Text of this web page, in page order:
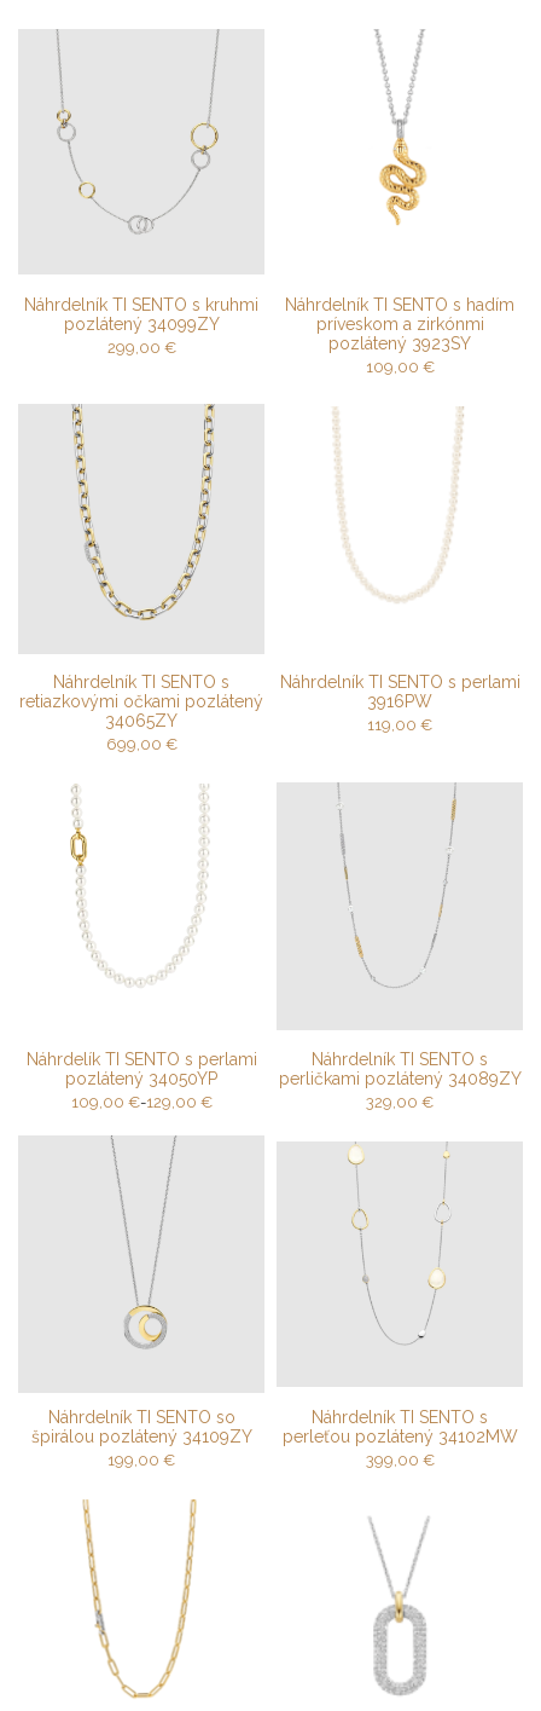
Náhrdelník TI SENTO s kruhmi
pozlátený 34099ZY
299,00 €
Náhrdelník TI SENTO s hadím
príveskom a zirkónmi
pozlátený 3923SY
109,00 €
Náhrdelník TI SENTO s
retiazkovými očkami pozlátený
34065ZY
699,00 €
Náhrdelník TI SENTO s perlami
3916PW
119,00 €
Náhrdelík TI SENTO s perlami
pozlátený 34050YP
109,00 €-129,00 €
Náhrdelník TI SENTO s
perličkami pozlátený 34089ZY
329,00 €
Náhrdelník TI SENTO so
špirálou pozlátený 34109ZY
199,00 €
Náhrdelník TI SENTO s
perleťou pozlátený 34102MW
399,00 €